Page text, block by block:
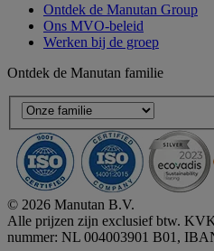
Ontdek de Manutan Group
Ons MVO-beleid
Werken bij de groep
Ontdek de Manutan familie
© 2026 Manutan B.V.
Alle prijzen zijn exclusief btw.
nummer: NL 004003901 B01,